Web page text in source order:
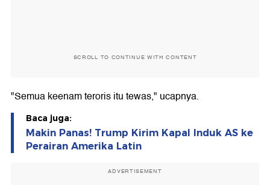
SCROLL TO CONTINUE WITH CONTENT
"Semua keenam teroris itu tewas," ucapnya.
Baca juga:
Makin Panas! Trump Kirim Kapal Induk AS ke
Perairan Amerika Latin
ADVERTISEMENT